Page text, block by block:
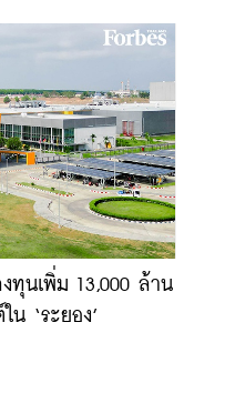
ทุนเพิ่ม 13,000 ล้าน
น ‘ระยอง’